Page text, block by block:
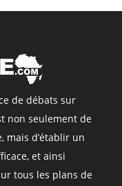
de débats sur
non seulement de
mais d’établir un
et ainsi
tous les plans de